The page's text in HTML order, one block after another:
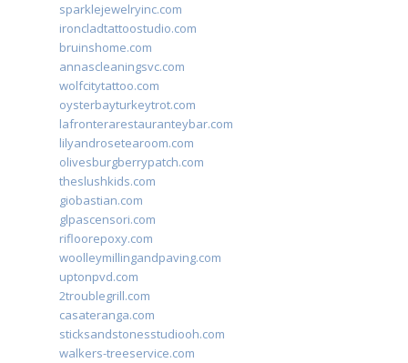
sparklejewelryinc.com
ironcladtattoostudio.com
bruinshome.com
annascleaningsvc.com
wolfcitytattoo.com
oysterbayturkeytrot.com
lafronterarestauranteybar.com
lilyandrosetearoom.com
olivesburgberrypatch.com
theslushkids.com
giobastian.com
glpascensori.com
rifloorepoxy.com
woolleymillingandpaving.com
uptonpvd.com
2troublegrill.com
casateranga.com
sticksandstonesstudiooh.com
walkers-treeservice.com